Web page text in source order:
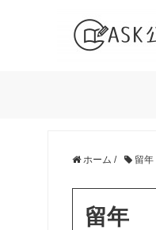
ホーム / 留年
留年